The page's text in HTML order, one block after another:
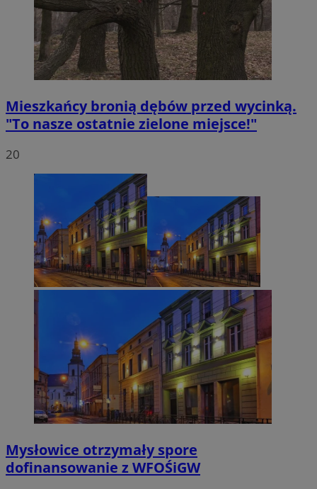
Mieszkańcy bronią dębów przed wycinką.
"To nasze ostatnie zielone miejsce!"
20
Mysłowice otrzymały spore
dofinansowanie z WFOŚiGW